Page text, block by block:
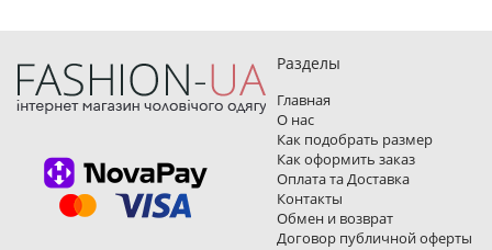
Разделы
Главная
О нас
Как подобрать размер
Как оформить заказ
Оплата та Доставка
Контакты
Обмен и возврат
Договор публичной оферты